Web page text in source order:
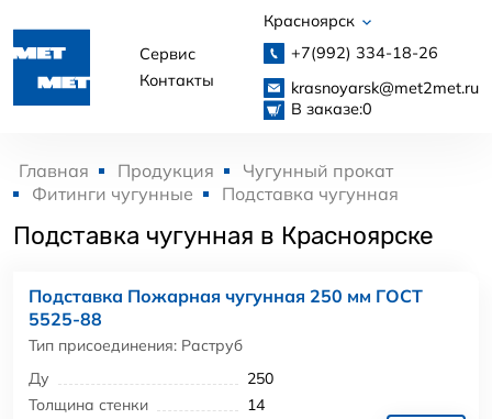
Сервис
Контакты
Красноярск
+7(992) 334-18-26
krasnoyarsk@met2met.ru
В заказе:0
Главная Продукция
Чугунный прокат
Фитинги чугунные
Подставка чугунная
Подставка чугунная в Красноярске
Подставка Пожарная чугунная 250 мм ГОСТ
5525-88
Тип присоединения: Раструб
Ду
250
Толщина стенки
14